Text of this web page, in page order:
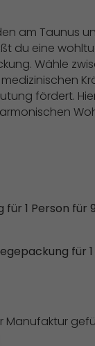
am Taunus
du eine
Wähle
fördert.
1 Person für
für
Manufaktur